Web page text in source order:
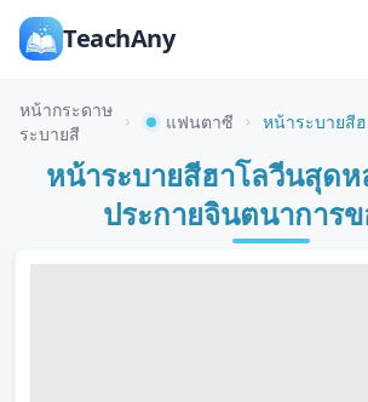
TeachAny
หน้ากระดาษ
ระบายสี
แฟนตาซี
หน้าระบายสีฮาโลวีนสุด
ประกายจินตนาการ